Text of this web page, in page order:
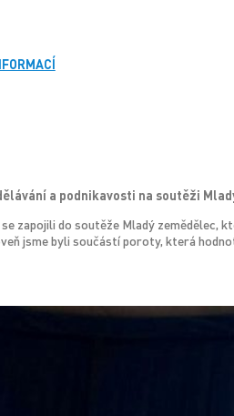
a podnikavosti na soutěži
zapojili do soutěže Mladý zemědělec,
jsme byli součástí poroty, která